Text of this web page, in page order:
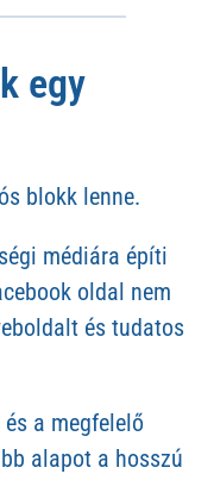
egy
blokk lenne.
médiára építi
oldal nem
és tudatos
a megfelelő
alapot a hosszú